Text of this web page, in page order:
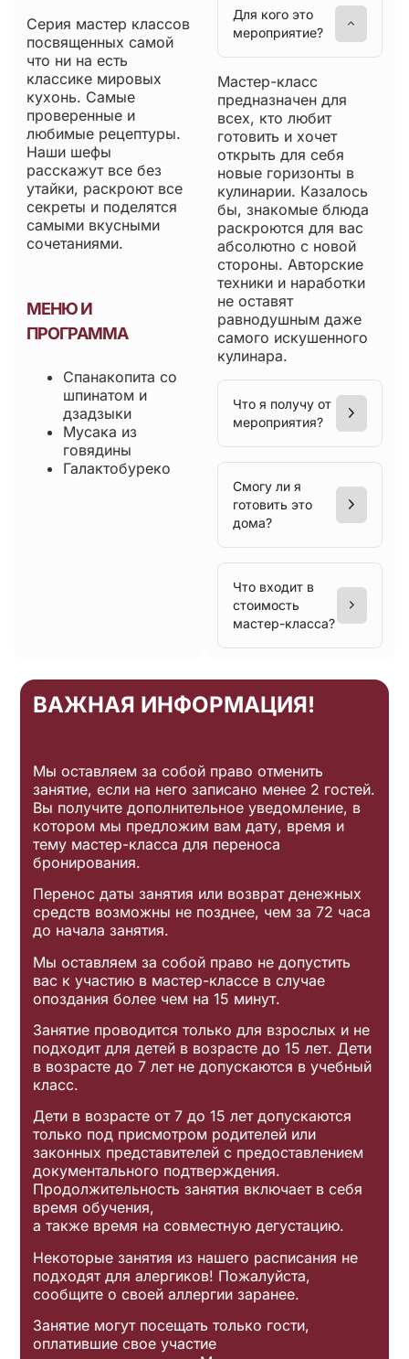
Серия мастер классов
посвященных самой
что ни на есть
классике мировых
кухонь. Самые
проверенные и
любимые рецептуры.
Наши шефы
расскажут все без
утайки, раскроют все
секреты и поделятся
самыми вкусными
сочетаниями.
МЕНЮ И
ПРОГРАММА
Спанакопита со
шпинатом и
дзадзыки
Мусака из
говядины
Галактобуреко
Для кого это
мероприятие?
Мастер-класс
предназначен для
всех, кто любит
готовить и хочет
открыть для себя
новые горизонты в
кулинарии. Казалось
бы, знакомые блюда
раскроются для вас
абсолютно с новой
стороны. Авторские
техники и наработки
не оставят
равнодушным даже
самого искушенного
кулинара.
Что я получу от
мероприятия?
Смогу ли я
готовить это
дома?
Что входит в
стоимость
мастер-класса?
ВАЖНАЯ ИНФОРМАЦИЯ!
Мы оставляем за собой право отменить
занятие, если на него записано менее 2 гостей.
Вы получите дополнительное уведомление, в
котором мы предложим вам дату, время и
тему мастер-класса для переноса
бронирования.
Перенос даты занятия или возврат денежных
средств возможны не позднее, чем за 72 часа
до начала занятия.
Мы оставляем за собой право не допустить
вас к участию в мастер-классе в случае
опоздания более чем на 15 минут.
Занятие проводится только для взрослых и не
подходит для детей в возрасте до 15 лет. Дети
в возрасте до 7 лет не допускаются в учебный
класс.
Дети в возрасте от 7 до 15 лет допускаются
только под присмотром родителей или
законных представителей с предоставлением
документального подтверждения.
Продолжительность занятия включает в себя
время обучения,
а также время на совместную дегустацию.
Некоторые занятия из нашего расписания не
подходят для алергиков! Пожалуйста,
сообщите о своей аллергии заранее.
Занятие могут посещать только гости,
оплатившие свое участие